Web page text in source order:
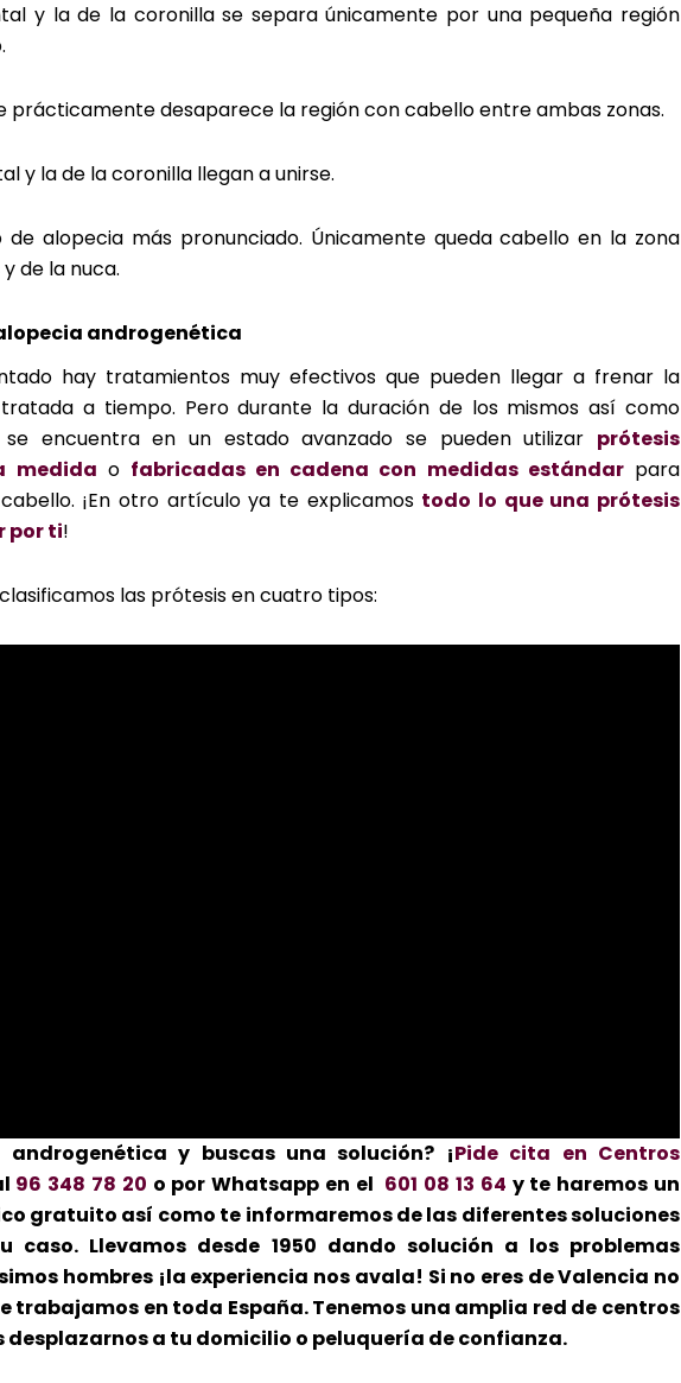
y la de la coronilla se separa únicamente por una pequeña región
prácticamente desaparece la región con cabello entre ambas zonas.
y la de la coronilla llegan a unirse.
alopecia más pronunciado. Únicamente queda cabello en la zona
de la nuca.
androgenética
hay tratamientos muy efectivos que pueden llegar a frenar la
a tiempo. Pero durante la duración de los mismos así como
encuentra en un estado avanzado se pueden utilizar prótesis
medida o fabricadas en cadena con medidas estándarpara
¡En otro artículo ya te explicamos todo lo que una prótesis
por ti!
las prótesis en cuatro tipos:
androgenética y buscas una solución? ¡Pide cita en Centros
96 348 78 20 o por Whatsapp en el 601 08 13 64 y te haremos un
gratuito así como te informaremos de las diferentes soluciones
caso. Llevamos desde 1950 dando solución a los problemas
hombres ¡la experiencia nos avala! Si no eres de Valencia no
trabajamos en toda España. Tenemos una amplia red de centros
desplazarnos a tu domicilio o peluquería de confianza.